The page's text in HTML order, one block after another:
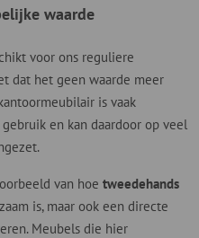
waarde
voor ons reguliere
dat het geen waarde meer
is vaak
en kan daardoor op veel
van hoe tweedehands
is, maar ook een directe
Meubels die hier